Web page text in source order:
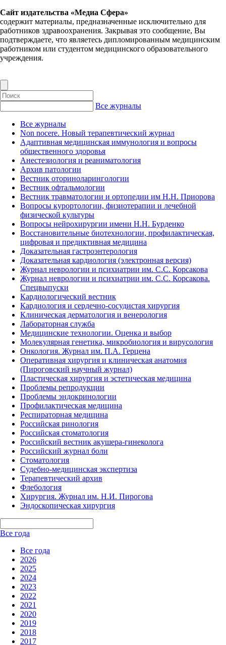
Сайт издательства «Медиа Сфера»
содержит материалы, предназначенные исключительно для
работников здравоохранения. Закрывая это сообщение, Вы
подтверждаете, что являетесь дипломированным медицинским
работником или студентом медицинского образовательного
учреждения.
Все журналы
Все журналы
Non nocere. Новый терапевтический журнал
Адаптивная медицинская иммунология и вопросы
общественного здоровья
Анестезиология и реаниматология
Архив патологии
Вестник оториноларингологии
Вестник офтальмологии
Вестник травматологии и ортопедии им Н.Н. Приорова
Вопросы курортологии, физиотерапии и лечебной
физической культуры
Вопросы нейрохирургии имени Н.Н. Бурденко
Восстановительные биотехнологии, профилактическая,
цифровая и предиктивная медицина
Доказательная гастроэнтерология
Доказательная кардиология (электронная версия)
Журнал неврологии и психиатрии им. С.С. Корсакова
Журнал неврологии и психиатрии им. С.С. Корсакова.
Спецвыпуски
Кардиологический вестник
Кардиология и сердечно-сосудистая хирургия
Клиническая дерматология и венерология
Лабораторная служба
Медицинские технологии. Оценка и выбор
Молекулярная генетика, микробиология и вирусология
Онкология. Журнал им. П.А. Герцена
Оперативная хирургия и клиническая анатомия
(Пироговский научный журнал)
Пластическая хирургия и эстетическая медицина
Проблемы репродукции
Проблемы эндокринологии
Профилактическая медицина
Респираторная медицина
Российская ринология
Российская стоматология
Российский вестник акушера-гинеколога
Российский журнал боли
Стоматология
Судебно-медицинская экспертиза
Терапевтический архив
Флебология
Хирургия. Журнал им. Н.И. Пирогова
Эндоскопическая хирургия
Все года
Все года
2026
2025
2024
2023
2022
2021
2020
2019
2018
2017